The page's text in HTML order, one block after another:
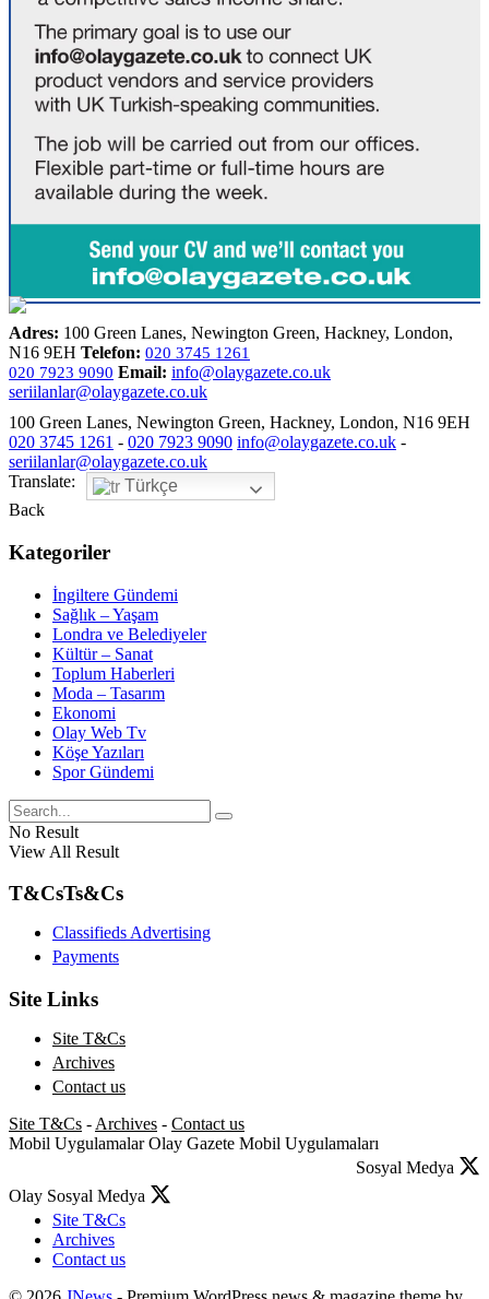
Adres: 100 Green Lanes, Newington Green, Hackney, London,
N16 9EH Telefon: 020 3745 1261
020 7923 9090 Email: info@olaygazete.co.uk
seriilanlar@olaygazete.co.uk
100 Green Lanes, Newington Green, Hackney, London, N16 9EH
020 3745 1261 - 020 7923 9090 info@olaygazete.co.uk -
seriilanlar@olaygazete.co.uk
Translate:
Türkçe
Back
Kategoriler
İngiltere Gündemi
Sağlık – Yaşam
Londra ve Belediyeler
Kültür – Sanat
Toplum Haberleri
Moda – Tasarım
Ekonomi
Olay Web Tv
Köşe Yazıları
Spor Gündemi
No Result
View All Result
T&CsTs&Cs
Classifieds Advertising
Payments
Site Links
Site T&Cs
Archives
Contact us
Site T&Cs - Archives - Contact us
Mobil Uygulamalar Olay Gazete Mobil Uygulamaları
Sosyal Medya
Olay Sosyal Medya
Site T&Cs
Archives
Contact us